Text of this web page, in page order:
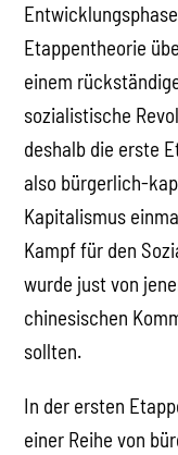
Etappentheorie
einem
sozialistische
deshalb die erste
also bürgerlich-
Kapitalismus
Kampf für den
wurde just von
chinesischen
sollten.
In der ersten
einer Reihe von